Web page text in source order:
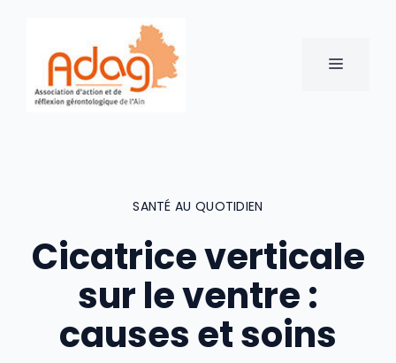
contenu
MENU
SANTÉ AU QUOTIDIEN
Cicatrice verticale
sur le ventre :
causes et soins